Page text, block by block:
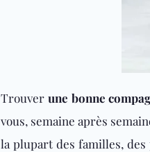
Trouver une bonne
vous, semaine après
la plupart des familles,